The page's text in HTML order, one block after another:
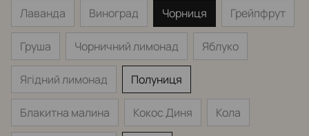
Лаванда Виноград Чорниця Грейпфрут
Груша Чорничний лимонад Яблуко
Ягідний лимонад Полуниця
Блакитна малина Кокос Диня Кола